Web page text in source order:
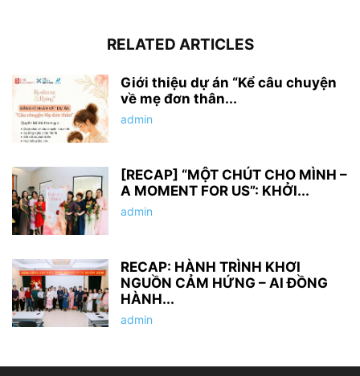
RELATED ARTICLES
Giới thiệu dự án “Kể câu chuyện
về mẹ đơn thân...
admin
[RECAP] “MỘT CHÚT CHO MÌNH –
A MOMENT FOR US”: KHỞI...
admin
RECAP: HÀNH TRÌNH KHƠI
NGUỒN CẢM HỨNG – AI ĐỒNG
HÀNH...
admin